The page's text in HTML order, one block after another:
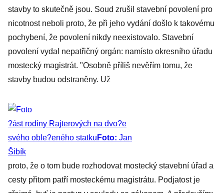
stavby to skutečně jsou. Soud zrušil stavební povolení pro
nicotnost neboli proto, že při jeho vydání došlo k takovému
pochybení, že povolení nikdy neexistovalo. Stavební
povolení vydal nepatřičný orgán: namísto okresního úřadu
mostecký magistrát. "Osobně příliš nevěřím tomu, že
stavby budou odstraněny. Už
?ást rodiny Rajterových na dvo?e
svého oble?eného statku Foto: Jan
Šibík
proto, že o tom bude rozhodovat mostecký stavební úřad a
cesty přitom patří mosteckému magistrátu. Podjatost je